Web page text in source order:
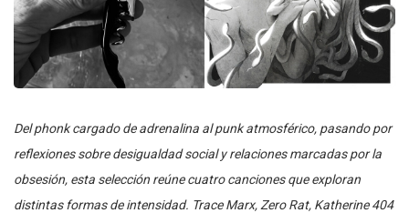
Del phonk cargado de adrenalina al punk atmosférico, pasando por
reflexiones sobre desigualdad social y relaciones marcadas por la
obsesión, esta selección reúne cuatro canciones que exploran
distintas formas de intensidad. Trace Marx, Zero Rat, Katherine 404